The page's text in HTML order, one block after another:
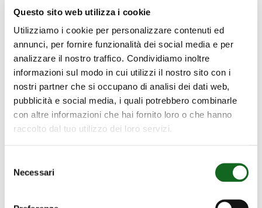
Questo sito web utilizza i cookie
Utilizziamo i cookie per personalizzare contenuti ed
annunci, per fornire funzionalità dei social media e per
analizzare il nostro traffico. Condividiamo inoltre
informazioni sul modo in cui utilizzi il nostro sito con i
nostri partner che si occupano di analisi dei dati web,
pubblicità e social media, i quali potrebbero combinarle
con altre informazioni che hai fornito loro o che hanno
raccolto dal tuo utilizzo dei loro servizi.
delNecessari
СООТВЕТСТВУЮЩИЙ
СТАНДАРТУ
EN
12259-
12
НОВЫЙ
ПРОТИВОПОЖАРНЫЙ